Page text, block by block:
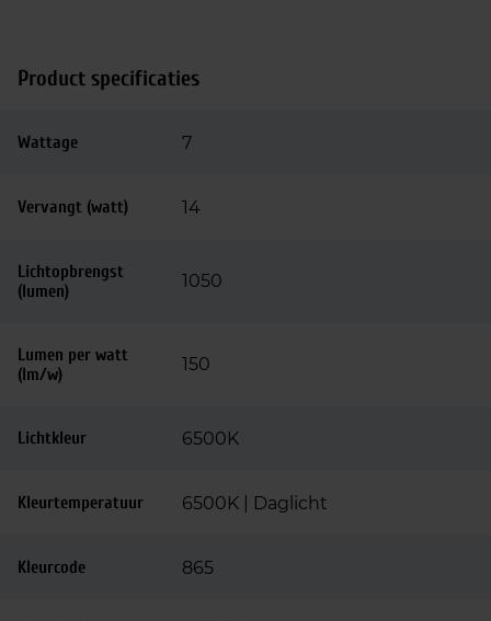
Product specificaties
Wattage 7
Vervangt (watt) 14
Lichtopbrengst
(lumen)
1050
Lumen per watt
(lm/w)
150
Lichtkleur 6500K
Kleurtemperatuur 6500K | Daglicht
Kleurcode 865